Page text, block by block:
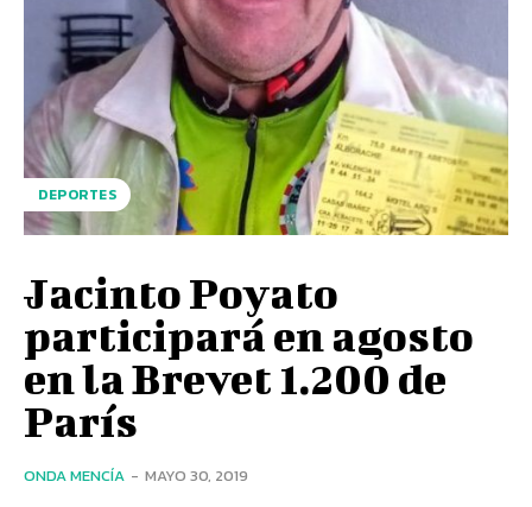
DEPORTES
Jacinto Poyato
participará en agosto
en la Brevet 1.200 de
París
ONDA MENCÍA - MAYO 30, 2019